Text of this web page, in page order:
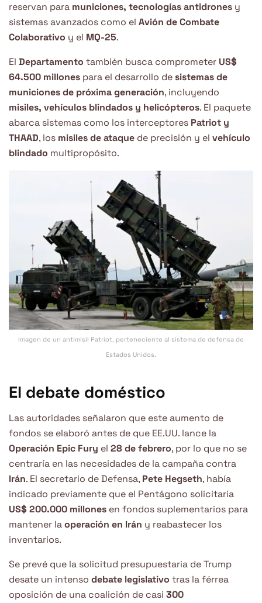
reservan para municiones, tecnologías antidrones y
sistemas avanzados como el Avión de Combate
Colaborativo y el MQ-25.
El Departamento también busca comprometer US$
64.500 millones para el desarrollo de sistemas de
municiones de próxima generación, incluyendo
misiles, vehículos blindados y helicópteros. El paquete
abarca sistemas como los interceptores Patriot y
THAAD, los misiles de ataque de precisión y el vehículo
blindado multipropósito.
Imagen de un antimisil Patriot, perteneciente al sistema de defensa de
Estados Unidos.
El debate doméstico
Las autoridades señalaron que este aumento de
fondos se elaboró ​​antes de que EE.UU. lance la
Operación Epic Fury el 28 de febrero, por lo que no se
centraría en las necesidades de la campaña contra
Irán. El secretario de Defensa, Pete Hegseth, había
indicado previamente que el Pentágono solicitaría
US$ 200.000 millones en fondos suplementarios para
mantener laoperación en Irán y reabastecer los
inventarios.
Se prevé que la solicitud presupuestaria de Trump
desate un intenso debate legislativo tras la férrea
oposición de una coalición de casi 300